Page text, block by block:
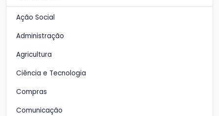
Ação Social
Administração
Agricultura
Ciência e Tecnologia
Compras
Comunicação